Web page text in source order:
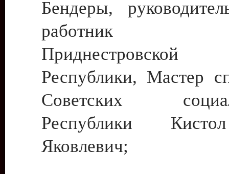
Бендеры,
работник
Приднестровской
Республики, Мастер
Советских
Республики
Яковлевич;